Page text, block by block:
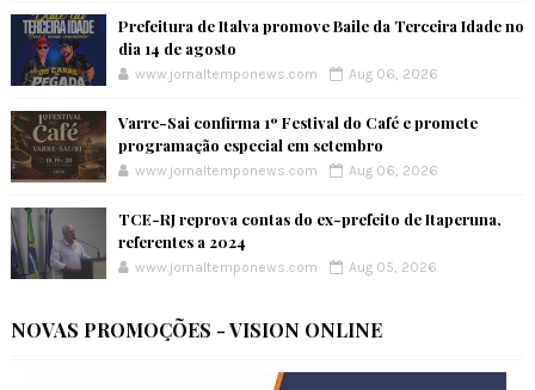
Prefeitura de Italva promove Baile da Terceira Idade no
dia 14 de agosto
www.jornaltemponews.com Aug 06, 2026
Varre-Sai confirma 1º Festival do Café e promete
programação especial em setembro
www.jornaltemponews.com Aug 06, 2026
TCE-RJ reprova contas do ex-prefeito de Itaperuna,
referentes a 2024
www.jornaltemponews.com Aug 05, 2026
NOVAS PROMOÇÕES - VISION ONLINE